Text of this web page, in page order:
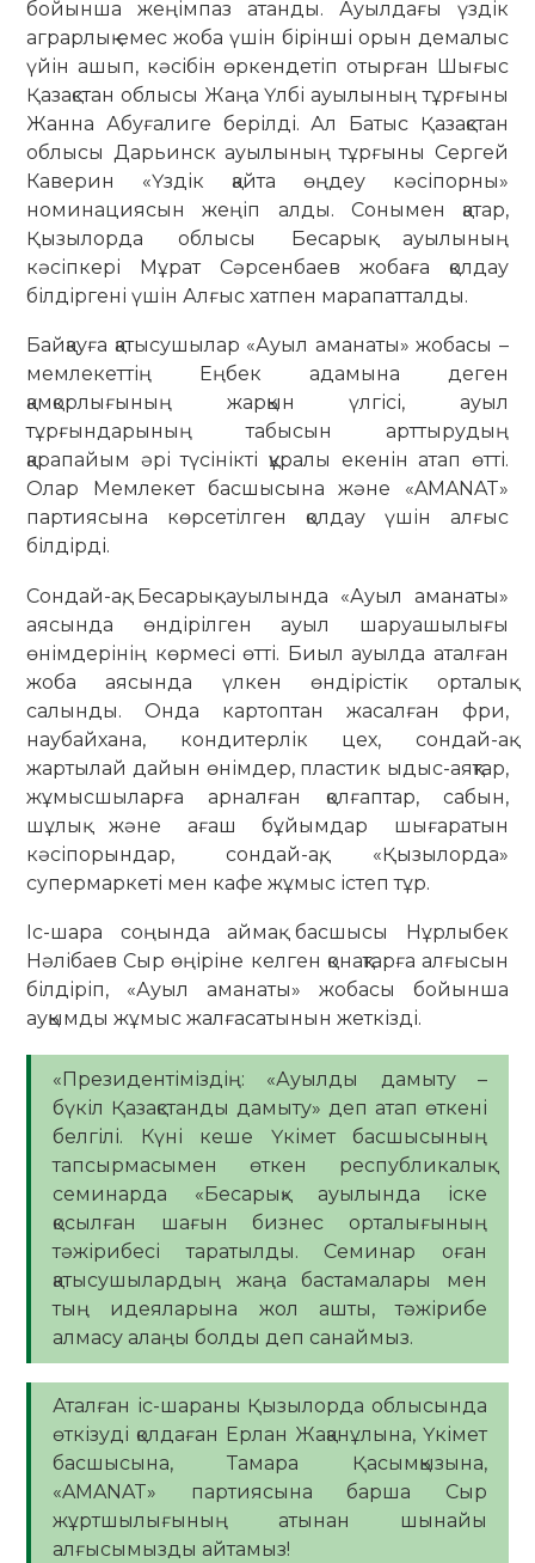
бойынша жеңімпаз атанды. Ауылдағы үздік
аграрлық емес жоба үшін бірінші орын демалыс
үйін ашып, кәсібін өркендетіп отырған Шығыс
Қазақстан облысы Жаңа Үлбі ауылының тұрғыны
Жанна Абуғалиге берілді. Ал Батыс Қазақстан
облысы Дарьинск ауылының тұрғыны Сергей
Каверин «Үздік қайта өңдеу кәсіпорны»
номинациясын жеңіп алды. Сонымен қатар,
Қызылорда облысы Бесарық ауылының
кәсіпкері Мұрат Сәрсенбаев жобаға қолдау
білдіргені үшін Алғыс хатпен марапатталды.
Байқауға қатысушылар «Ауыл аманаты» жобасы –
мемлекеттің Еңбек адамына деген
қамқорлығының жарқын үлгісі, ауыл
тұрғындарының табысын арттырудың
қарапайым әрі түсінікті құралы екенін атап өтті.
Олар Мемлекет басшысына және «AMANAT»
партиясына көрсетілген қолдау үшін алғыс
білдірді.
Сондай-ақ, Бесарық ауылында «Ауыл аманаты»
аясында өндірілген ауыл шаруашылығы
өнімдерінің көрмесі өтті. Биыл ауылда аталған
жоба аясында үлкен өндірістік орталық
салынды. Онда картоптан жасалған фри,
наубайхана, кондитерлік цех, сондай-ақ
жартылай дайын өнімдер, пластик ыдыс-аяқтар,
жұмысшыларға арналған қолғаптар, сабын,
шұлық және ағаш бұйымдар шығаратын
кәсіпорындар, сондай-ақ, «Қызылорда»
супермаркеті мен кафе жұмыс істеп тұр.
Іс-шара соңында аймақ басшысы Нұрлыбек
Нәлібаев Сыр өңіріне келген қонақтарға алғысын
білдіріп, «Ауыл аманаты» жобасы бойынша
ауқымды жұмыс жалғасатынын жеткізді.
«Президентіміздің: «Ауылды дамыту –
бүкіл Қазақстанды дамыту» деп атап өткені
белгілі. Күні кеше Үкімет басшысының
тапсырмасымен өткен республикалық
семинарда «Бесарық» ауылында іске
қосылған шағын бизнес орталығының
тәжірибесі таратылды. Семинар оған
қатысушылардың жаңа бастамалары мен
тың идеяларына жол ашты, тәжірибе
алмасу алаңы болды деп санаймыз.
Аталған іс-шараны Қызылорда облысында
өткізуді қолдаған Ерлан Жақанұлына, Үкімет
басшысына, Тамара Қасымқызына,
«AMANAT» партиясына барша Сыр
жұртшылығының атынан шынайы
алғысымызды айтамыз!